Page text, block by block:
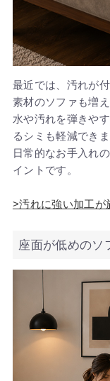
最近では、汚れが
素材のソファも増え
水や汚れを弾きや
るシミも軽減できま
日常的なお手入れ
イントです。
>汚れに強い加工が
座面が低めのソ